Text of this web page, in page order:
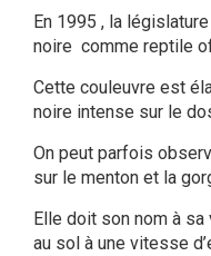
En 1995 , la
noire comme reptile
Cette couleuvre est
noire intense sur le
On peut parfois
sur le menton et la
Elle doit son nom à
au sol à une vitesse